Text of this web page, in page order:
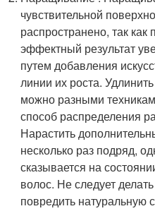
чувствительной
распространено, так как
эффектный результат
путем добавления
линии их роста.
можно разными
способ распределения
Нарастить
несколько раз подряд,
сказывается на
волос. Не следует
повредить натуральную